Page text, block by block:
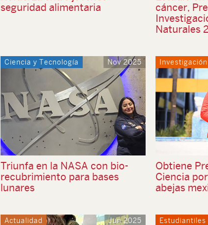
seguridad alimentaria
cáncer,
Naturales
Ciencia y Tecnología Nov 2025
Triunfa en la NASA con bio-
recubrimiento para bases
lunares
Investigación
Obtiene
Ciencia
abejas
Actualidad Jun 2025 Estudiantiles